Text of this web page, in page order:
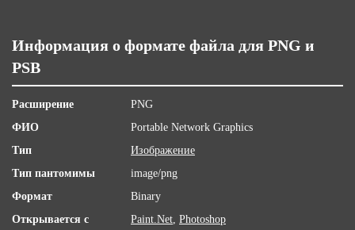
Информация о формате файла для PNG и
PSB
Расширение
PNG
ФИО
Portable Network Graphics
Тип
Изображение
Тип пантомимы
image/png
Формат
Binary
Открывается с
Paint.Net, Photoshop